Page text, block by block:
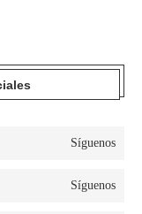
Síguenos
Síguenos